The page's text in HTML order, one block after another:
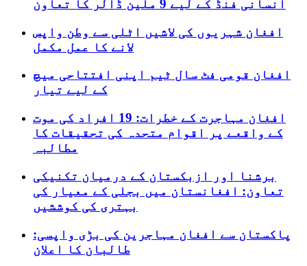
انسانی فنڈ کے لیے 9 ملین ڈالر کا تعاون
افغان شہریوں کی لاشیں اٹلی سے وطن واپس
لانے کا عمل مکمل
افغان قومی فٹ سال ٹیم اپنی افتتاحی میچ
کے لیے تیار
افغان مہاجرت کے خطرات: 19 افراد کی موت
کے واقعے پر اقوام متحدہ کی تحقیقات کا
مطالبہ
برشنا اور ازبکستان کے درمیان تکنیکی
تعاون: افغانستان میں بجلی کے معیار کی
بہتری کی کوششیں
پاکستان سے افغان مہاجرین کی بڑی واپسی:
طالبان کا اعلان